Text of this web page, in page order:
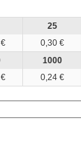
25
0,30 €
1000
0,24 €